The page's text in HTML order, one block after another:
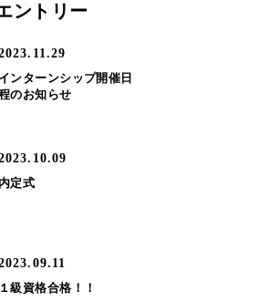
ントリー
インターンシップ開催日
のお知らせ
内定式
１級資格合格！！